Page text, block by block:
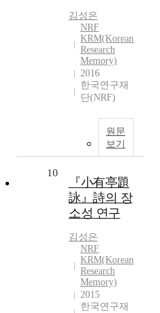
김성은
NRF
KRM(Korean
Research
Memory)
2016
한국연구재
단(NRF)
원문
보기
10
『小有亭題
詠』詩의 장
소성 연구
김성은
NRF
KRM(Korean
Research
Memory)
2015
한국연구재